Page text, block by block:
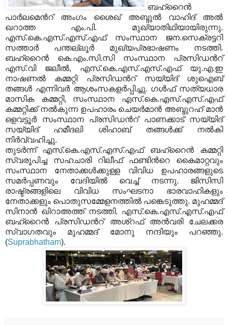
ബഹ്റൈന്‍
പാര്‍ലമെന്‍റ് അംഗം ശൈഖ് അബ്ദുല്‍ വാഹിദ് അല്‍
ഖറാത്ത എം.പി. മുഖ്യാതിഥിയായിരുന്നു.
എസ്.കെ.എസ്.എസ്.എഫ് സംസ്ഥാന ജന.സെക്രട്ടറി
സത്താര്‍ പന്തല്ലൂര്‍ മുഖ്യപ്രഭാഷണം നടത്തി.
ബഹ്റൈന്‍ കെ.എം.സി.സി സംസ്ഥാന പ്രസിഡന്‍റ്
എസ്.വി ജലീല്‍, എസ്.കെ.എസ്.എസ്.എഫ് യു.എ.ഇ
നാഷണല്‍ കമ്മറ്റി പ്രസിഡന്‍റ് സയ്യിദ് ശുഐബ്
തങ്ങള്‍ എന്നിവര്‍ ആശംസകളര്‍പ്പിച്ചു. ഗള്‍ഫ് സത്യധാര
മാസിക കമ്മറ്റി, സംസ്ഥാന എസ്.കെ.എസ്.എസ്.എഫ്
കമ്മറ്റിക്ക് നല്‍കുന്ന ഉപഹാരം ചെയര്‍മാന്‍ അബ്ദുറഹ് മാന്‍
ഒളവട്ടൂര്‍ സംസ്ഥാന പ്രസിഡന്‍റ് പാണക്കാട് സയ്യിദ്
സയ്യിദ് ഹമീദലി ശിഹാബ് തങ്ങള്‍ക്ക് നല്‍കി
നിര്‍വ്വഹിച്ചു.
തുടര്‍ന്ന് എസ്.കെ.എസ്.എസ്.എഫ് ബഹ്റൈന്‍ കമ്മറ്റി
സ്വരൂപിച്ച സഹചാരി റിലീഫ് ഫണ്ടിന്‍റെ കൈമാറ്റവും
സംസ്ഥാന നേതാക്കള്‍ക്കുള്ള വിവിധ ഉപഹാരങ്ങളുടെ
സമര്‍പ്പണവും വേദിയില്‍ വെച്ച് നടന്നു. ജിസിസി
രാഷ്ട്രങ്ങളിലെ വിവിധ സംഘടനാ ഭാരവാഹികളും
നേതാക്കളും പൊതുസമ്മേളനത്തില്‍ പങ്കെടുത്തു. മുഹമ്മദ്
സിനാന്‍ ഖിറാഅത്ത് നടത്തി. എസ്.കെ.എസ്.എസ്.എഫ്
ബഹ്റൈന്‍ പ്രസിഡന്‍റ് അശ്റഫ് അന്‍വരി ചേലക്കര
സ്വാഗതവും മുഹമ്മദ് മോനു നന്ദിയും പറഞ്ഞു.
(Suprabhatham).